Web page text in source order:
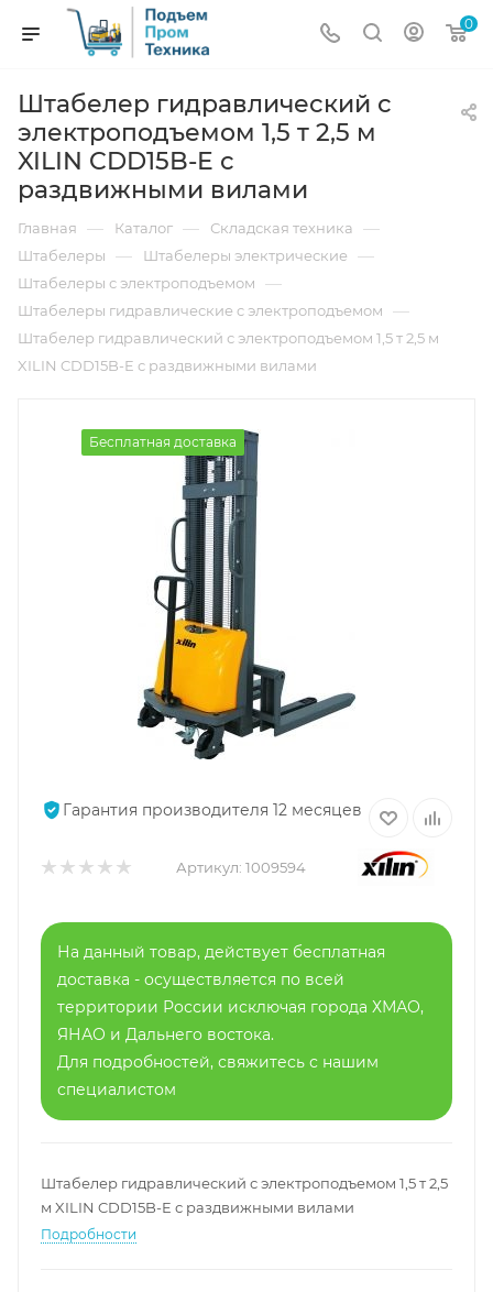
0
Штабелер гидравлический с
электроподъемом 1,5 т 2,5 м
XILIN CDD15B-E с
раздвижными вилами
Главная — Каталог — Складская техника —
Штабелеры — Штабелеры электрические —
Штабелеры с электроподъемом —
Штабелеры гидравлические c электроподъемом —
Штабелер гидравлический с электроподъемом 1,5 т 2,5 м
XILIN CDD15B-E с раздвижными вилами
Бесплатная доставка
Гарантия производителя 12 месяцев
Артикул: 1009594
На данный товар, действует бесплатная
доставка - осуществляется по всей
территории России исключая города ХМАО,
ЯНАО и Дальнего востока.
Для подробностей, свяжитесь с нашим
специалистом
Штабелер гидравлический с электроподъемом 1,5 т 2,5
м XILIN CDD15B-E с раздвижными вилами
Подробности